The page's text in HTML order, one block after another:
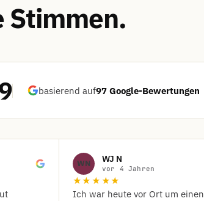
Stimmen.
basierend auf97 Google-Bewertungen
WN WJ N
vor 4 Jahren
★★★★★
Ich war heute vor Ort um einen